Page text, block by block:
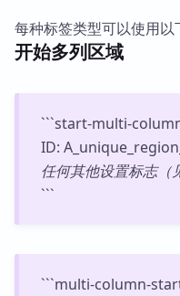
每种标签类型可以使用以
开始多列区域
```start-multi-
ID:
任何其他设置标志（
```
```multi-column-